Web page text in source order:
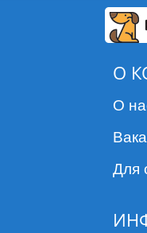
О
О
Для